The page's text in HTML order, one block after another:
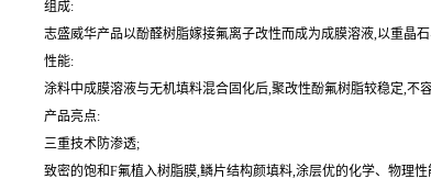
组成:
志盛威华产品以酚醛树脂嫁接氟离子改性而成为成膜溶液,以重晶
性能:
涂料中成膜溶液与无机填料混合固化后,聚改性酚氟树脂较稳定,不
产品亮点:
三重技术防渗透;
致密的饱和F氟植入树脂膜,鳞片结构颜填料,涂层优的化学、物理性